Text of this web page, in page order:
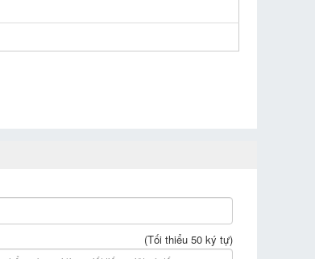
(Tối thiểu 50 ký tự)